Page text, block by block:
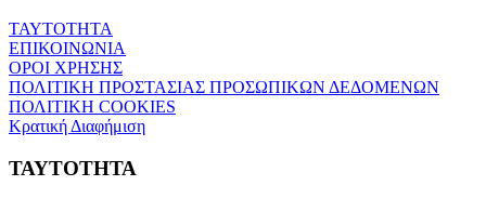
ΤΑΥΤΟΤΗΤΑ
ΕΠΙΚΟΙΝΩΝΙΑ
ΟΡΟΙ ΧΡΗΣΗΣ
ΠΟΛΙΤΙΚΗ ΠΡΟΣΤΑΣΙΑΣ ΠΡΟΣΩΠΙΚΩΝ ΔΕΔΟΜΕΝΩΝ
ΠΟΛΙΤΙΚΗ COOKIES
Κρατική Διαφήμιση
ΤΑΥΤΟΤΗΤΑ